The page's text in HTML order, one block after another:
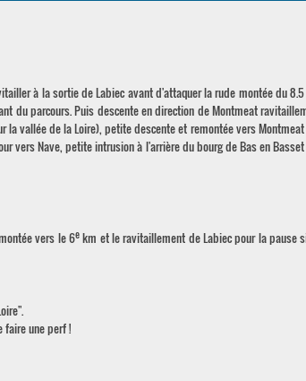
à la sortie de Labiec avant d'attaquer la rude montée du 8.5
du parcours. Puis descente en direction de Montmeat
la vallée de la Loire), petite descente et remontée vers
vers Nave, petite intrusion à l'arrière du bourg de Bas en
vers le 6ekm et le ravitaillement de Labiec pour la pause
faire une perf !